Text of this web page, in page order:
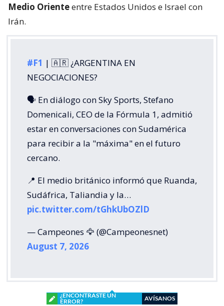
Medio Orienteentre Estados Unidos e Israel con
Irán.
#F1 | 🇦🇷 ¿ARGENTINA EN
NEGOCIACIONES?
🗣️ En diálogo con Sky Sports, Stefano
Domenicali, CEO de la Fórmula 1, admitió
estar en conversaciones con Sudamérica
para recibir a la "máxima" en el futuro
cercano.
📍 El medio británico informó que Ruanda,
Sudáfrica, Taliandia y la…
pic.twitter.com/tGhkUbOZlD
— Campeones 🦅 (@Campeonesnet)
August 7, 2026
¿ENCONTRASTE UN
ERROR?
AVÍSANOS